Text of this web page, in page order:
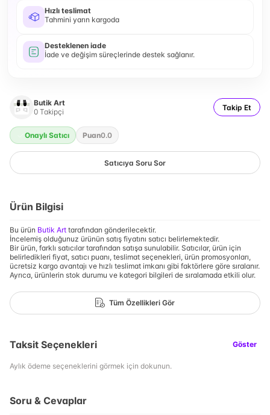
Hızlı teslimat
Tahmini yarın kargoda
Desteklenen iade
İade ve değişim süreçlerinde destek sağlanır.
Butik Art
0 Takipçi Takip Et
Onaylı Satıcı Puan0.0
Satıcıya Soru Sor
Ürün Bilgisi
Bu ürün Butik Art tarafından gönderilecektir.
İncelemiş olduğunuz ürünün satış fiyatını satıcı belirlemektedir.
Bir ürün, farklı satıcılar tarafından satışa sunulabilir. Satıcılar, ürün için
belirledikleri fiyat, satıcı puanı, teslimat seçenekleri, ürün promosyonları,
ücretsiz kargo avantajı ve hızlı teslimat imkanı gibi faktörlere göre sıralanır.
Ayrıca, ürünlerin stok durumu ve kategori bilgileri de sıralamada etkili olur.
Tüm Özellikleri Gör
Taksit Seçenekleri Göster
Aylık ödeme seçeneklerini görmek için dokunun.
Soru & Cevaplar